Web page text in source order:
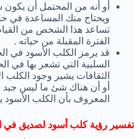
أو أنه من المحتمل أن
ويحتاج منك المساعدة في
تساعد هذا الشخص من
الفترة المقبلة من حياته .
قد يرمز الكلب الأسود في
السلبية التي تشعر بها في
الثقافات يشير وجود الكلب
أو أن هناك شئ ما ليس
المعروف بأن الكلب
تفسير رؤية كلب أسود لصديق في